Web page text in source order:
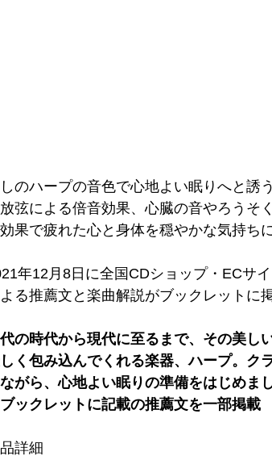
のハープの音色で心地よい眠りへと誘
弦による倍音効果、心臓の音やろうそ
果で疲れた心と身体を穏やかな気持ち
年12月8日に全国CDショップ・ECサ
る推薦文と楽曲解説がブックレットに
の時代から現代に至るまで、その美し
く包み込んでくれる楽器、ハープ。ク
がら、心地よい眠りの準備をはじめま
ックレットに記載の推薦文を一部掲載
詳細